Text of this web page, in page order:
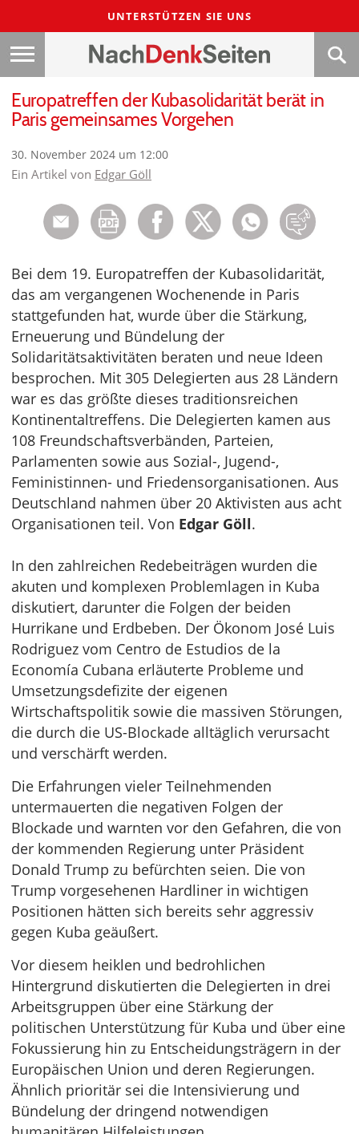
UNTERSTÜTZEN SIE UNS
Europatreffen der Kubasolidarität berät in
Paris gemeinsames Vorgehen
30. November 2024 um 12:00
Ein Artikel von Edgar Göll
Bei dem 19. Europatreffen der Kubasolidarität,
das am vergangenen Wochenende in Paris
stattgefunden hat, wurde über die Stärkung,
Erneuerung und Bündelung der
Solidaritätsaktivitäten beraten und neue Ideen
besprochen. Mit 305 Delegierten aus 28 Ländern
war es das größte dieses traditionsreichen
Kontinentaltreffens. Die Delegierten kamen aus
108 Freundschaftsverbänden, Parteien,
Parlamenten sowie aus Sozial-, Jugend-,
Feministinnen- und Friedensorganisationen. Aus
Deutschland nahmen über 20 Aktivisten aus acht
Organisationen teil. Von Edgar Göll.
In den zahlreichen Redebeiträgen wurden die
akuten und komplexen Problemlagen in Kuba
diskutiert, darunter die Folgen der beiden
Hurrikane und Erdbeben. Der Ökonom José Luis
Rodriguez vom Centro de Estudios de la
Economía Cubana erläuterte Probleme und
Umsetzungsdefizite der eigenen
Wirtschaftspolitik sowie die massiven Störungen,
die durch die US-Blockade alltäglich verursacht
und verschärft werden.
Die Erfahrungen vieler Teilnehmenden
untermauerten die negativen Folgen der
Blockade und warnten vor den Gefahren, die von
der kommenden Regierung unter Präsident
Donald Trump zu befürchten seien. Die von
Trump vorgesehenen Hardliner in wichtigen
Positionen hätten sich bereits sehr aggressiv
gegen Kuba geäußert.
Vor diesem heiklen und bedrohlichen
Hintergrund diskutierten die Delegierten in drei
Arbeitsgruppen über eine Stärkung der
politischen Unterstützung für Kuba und über eine
Fokussierung hin zu Entscheidungsträgern in der
Europäischen Union und deren Regierungen.
Ähnlich prioritär sei die Intensivierung und
Bündelung der dringend notwendigen